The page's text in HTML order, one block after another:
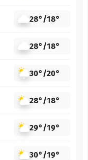
28°/18°
28°/18°
30°/20°
28°/18°
29°/19°
30°/19°